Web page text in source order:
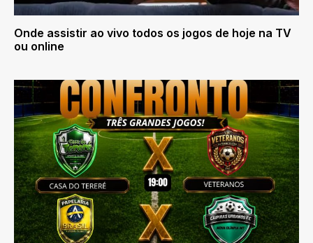
Onde assistir ao vivo todos os jogos de hoje na TV
ou online